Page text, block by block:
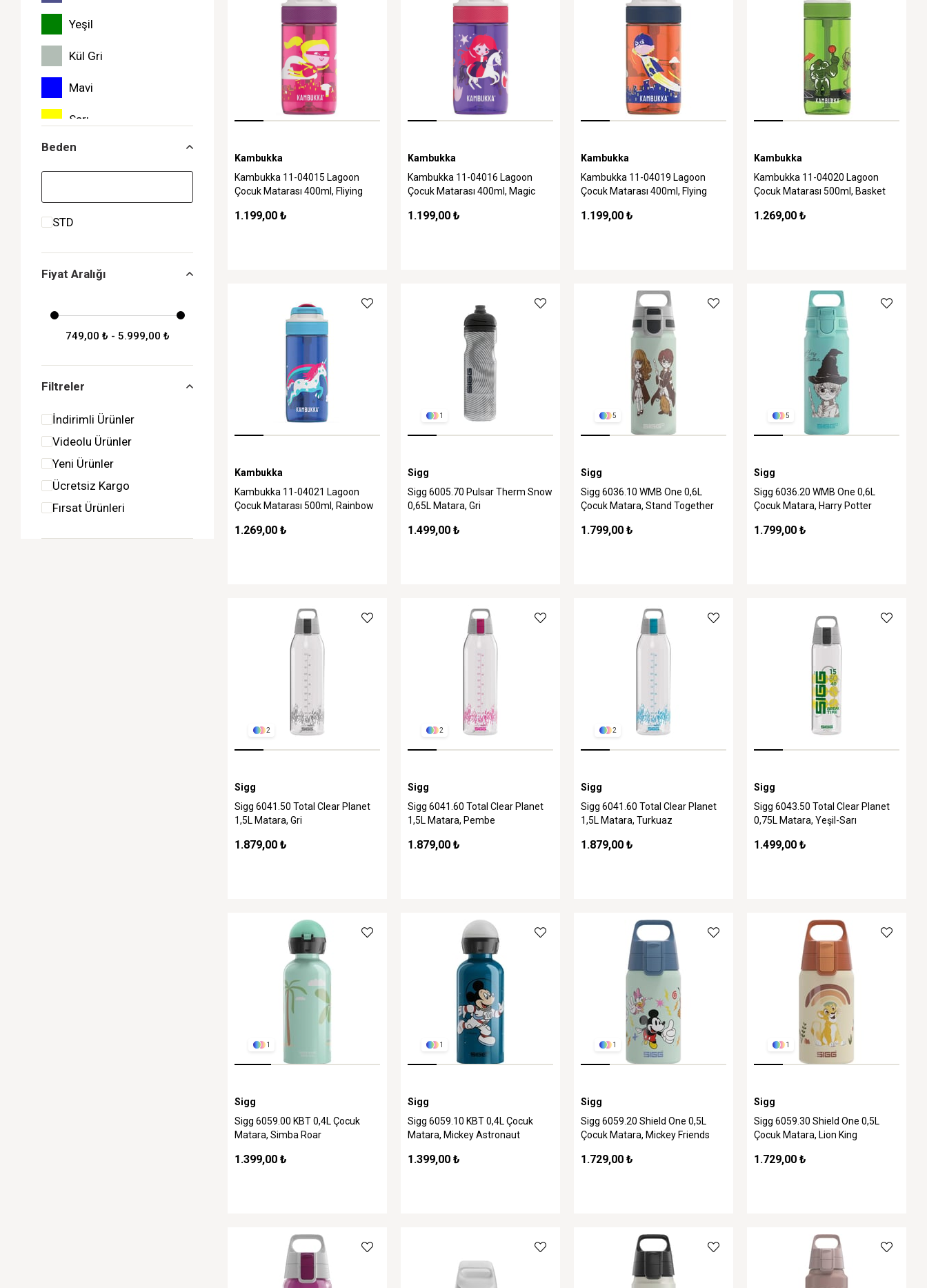
Yeşil
Kül Gri
Mavi
Sarı
Turuncu
Lila
Beden
STD
Fiyat Aralığı
749,00 ₺ - 5.999,00 ₺
Filtreler
İndirimli Ürünler
Videolu Ürünler
Yeni Ürünler
Ücretsiz Kargo
Fırsat Ürünleri
Kambukka
Kambukka 11-04015 Lagoon
Çocuk Matarası 400ml, Fliying
1.199,00 ₺
Kambukka
Kambukka 11-04016 Lagoon
Çocuk Matarası 400ml, Magic
1.199,00 ₺
Kambukka
Kambukka 11-04019 Lagoon
Çocuk Matarası 400ml, Flying
1.199,00 ₺
Kambukka
Kambukka 11-04020 Lagoon
Çocuk Matarası 500ml, Basket
1.269,00 ₺
Kambukka
Kambukka 11-04021 Lagoon
Çocuk Matarası 500ml, Rainbow
1.269,00 ₺
1
Sigg
Sigg 6005.70 Pulsar Therm Snow
0,65L Matara, Gri
1.499,00 ₺
5
Sigg
Sigg 6036.10 WMB One 0,6L
Çocuk Matara, Stand Together
1.799,00 ₺
5
Sigg
Sigg 6036.20 WMB One 0,6L
Çocuk Matara, Harry Potter
1.799,00 ₺
2
Sigg
Sigg 6041.50 Total Clear Planet
1,5L Matara, Gri
1.879,00 ₺
2
Sigg
Sigg 6041.60 Total Clear Planet
1,5L Matara, Pembe
1.879,00 ₺
2
Sigg
Sigg 6041.60 Total Clear Planet
1,5L Matara, Turkuaz
1.879,00 ₺
Sigg
Sigg 6043.50 Total Clear Planet
0,75L Matara, Yeşil-Sarı
1.499,00 ₺
1
Sigg
Sigg 6059.00 KBT 0,4L Çocuk
Matara, Simba Roar
1.399,00 ₺
1
Sigg
Sigg 6059.10 KBT 0,4L Çocuk
Matara, Mickey Astronaut
1.399,00 ₺
1
Sigg
Sigg 6059.20 Shield One 0,5L
Çocuk Matara, Mickey Friends
1.729,00 ₺
1
Sigg
Sigg 6059.30 Shield One 0,5L
Çocuk Matara, Lion King
1.729,00 ₺